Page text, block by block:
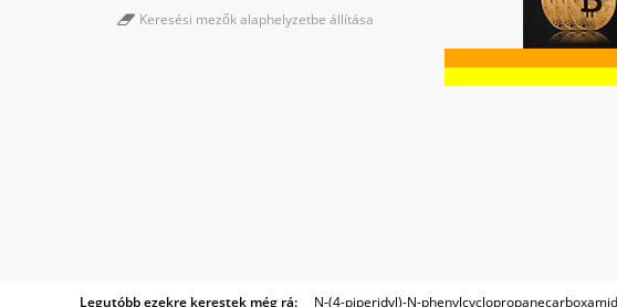
Keresési mezők alaphelyzetbe állítása
Legutóbb ezekre kerestek még rá: N-(4-piperidyl)-N-